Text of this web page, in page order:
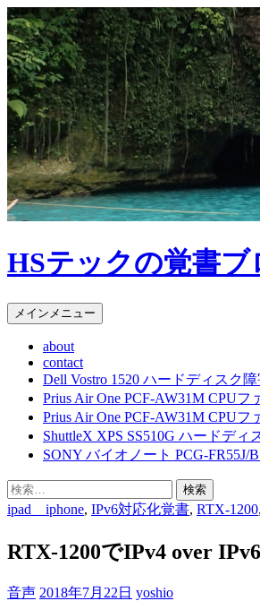
HSテックの覚書ブ
検
索
メインメニュー コ
ツ
へ
ス
キ
ッ
プ
about
contact
Dell Vostro 1520 ハードディスク
Prius Air One PCF-AW31M CPUフ
Prius Air One PCF-AW31M CPUフ
ShuttleX XPS SS510G ハードディ
SONY バイオノート PCG-FR55J/
検
索:
ipad iphone, IPv6対応化覚書, RTX-1200,
RTX-1200でIPv4 over
音声 2018年7月22日 yoshio